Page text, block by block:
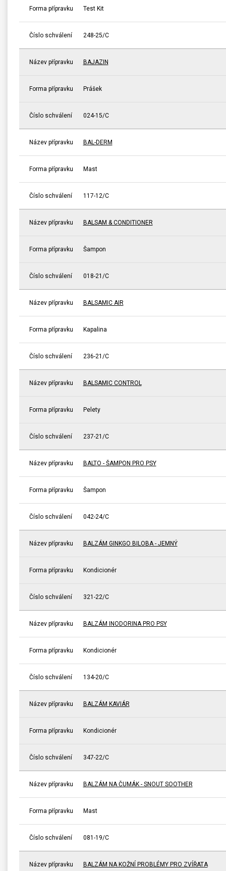
Forma přípravku Test Kit
Číslo schválení 248-25/C
Název přípravku BAJAZIN
Forma přípravku Prášek
Číslo schválení 024-15/C
Název přípravku BAL-DERM
Forma přípravku Mast
Číslo schválení 117-12/C
Název přípravku BALSAM & CONDITIONER
Forma přípravku Šampon
Číslo schválení 018-21/C
Název přípravku BALSAMIC AIR
Forma přípravku Kapalina
Číslo schválení 236-21/C
Název přípravku BALSAMIC CONTROL
Forma přípravku Pelety
Číslo schválení 237-21/C
Název přípravku BALTO - ŠAMPON PRO PSY
Forma přípravku Šampon
Číslo schválení 042-24/C
Název přípravku BALZÁM GINKGO BILOBA - JEMNÝ
Forma přípravku Kondicionér
Číslo schválení 321-22/C
Název přípravku BALZÁM INODORINA PRO PSY
Forma přípravku Kondicionér
Číslo schválení 134-20/C
Název přípravku BALZÁM KAVIÁR
Forma přípravku Kondicionér
Číslo schválení 347-22/C
Název přípravku BALZÁM NA ČUMÁK - SNOUT SOOTHER
Forma přípravku Mast
Číslo schválení 081-19/C
Název přípravku BALZÁM NA KOŽNÍ PROBLÉMY PRO ZVÍŘATA